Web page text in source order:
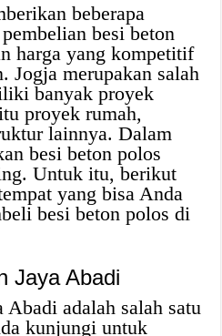
beberapa
besi beton
harga yang kompetitif
Jogja merupakan salah
banyak proyek
proyek rumah,
lainnya. Dalam
besi beton polos
Untuk itu, berikut
yang bisa Anda
besi beton polos di
Jaya Abadi
Abadi adalah salah satu
kunjungi untuk